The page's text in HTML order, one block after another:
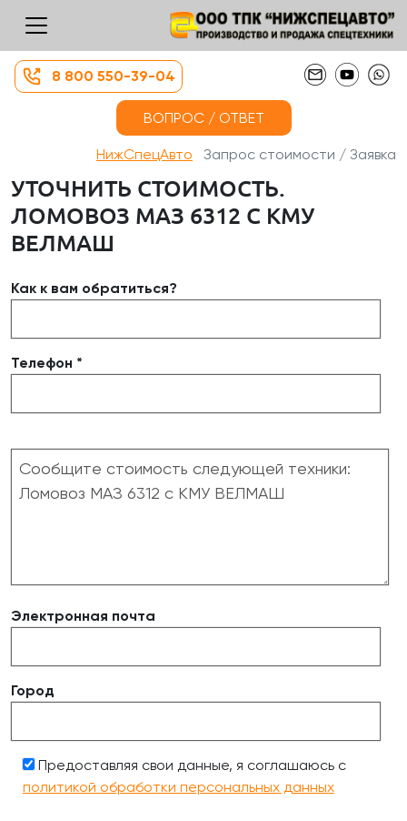
8 800 550-39-04
ВОПРОС / ОТВЕТ
НижСпецАвто Запрос стоимости / Заявка
УТОЧНИТЬ СТОИМОСТЬ.
ЛОМОВОЗ МАЗ 6312 С КМУ
ВЕЛМАШ
Как к вам обратиться?
Телефон *
Электронная почта
Город
Предоставляя свои данные, я соглашаюсь с
политикой обработки персональных данных